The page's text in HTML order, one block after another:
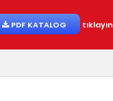
PDF KATALOG tıklayın